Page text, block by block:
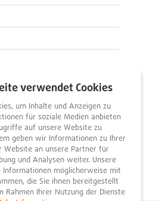
verwendet Cookies
um Inhalte und Anzeigen zu
für soziale Medien anbieten
auf unsere Website zu
geben wir Informationen zu Ihrer
Website an unsere Partner für
und Analysen weiter. Unsere
Informationen möglicherweise mit
die Sie ihnen bereitgestellt
Rahmen Ihrer Nutzung der Dienste